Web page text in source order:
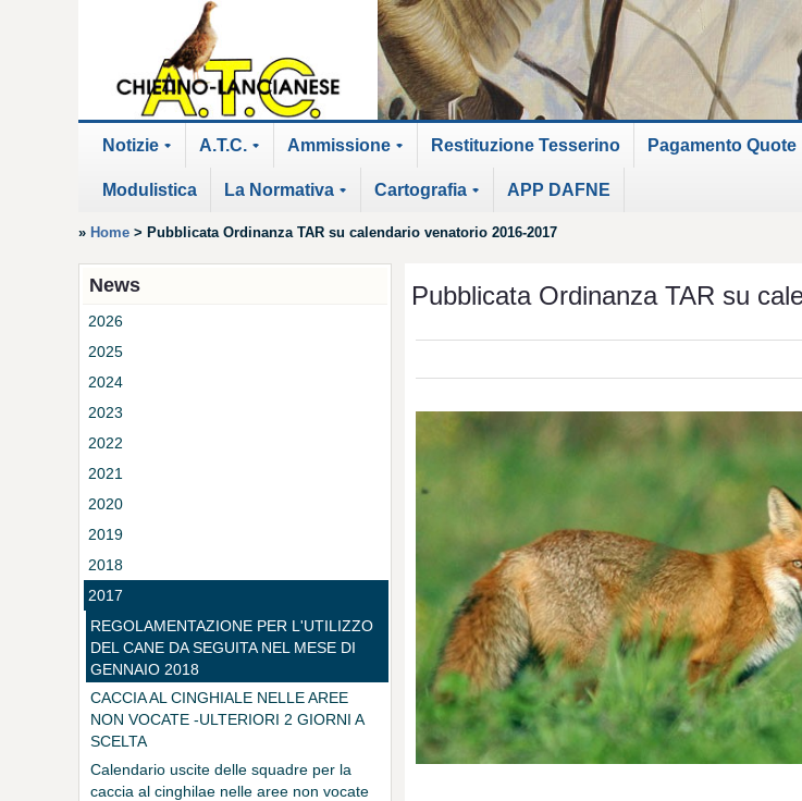
Notizie A.T.C. Ammissione Restituzione Tesserino Pagamento Quote
Modulistica La Normativa Cartografia APP DAFNE
» Home > Pubblicata Ordinanza TAR su calendario venatorio 2016-2017
Pubblicata Ordinanza TAR su
News
2026
2025
2024
2023
2022
2021
2020
2019
2018
2017
REGOLAMENTAZIONE PER L'UTILIZZO
DEL CANE DA SEGUITA NEL MESE DI
GENNAIO 2018
CACCIA AL CINGHIALE NELLE AREE
NON VOCATE -ULTERIORI 2 GIORNI A
SCELTA
Calendario uscite delle squadre per la
caccia al cinghilae nelle aree non vocate